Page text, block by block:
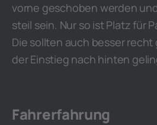
vorne geschoben werden
steil sein. Nur so ist Platz für
Die sollten auch besser
der Einstieg nach hinten
Fahrerfahrung